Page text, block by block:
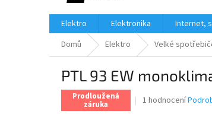
Elektro Elektronika Internet,
Domů
Elektro Velké
PTL 93 EW
Prodloužená
záruka
Průměrné
1 hodnocení